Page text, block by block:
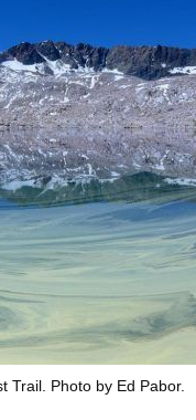
Trail. Photo by Ed Pabor.